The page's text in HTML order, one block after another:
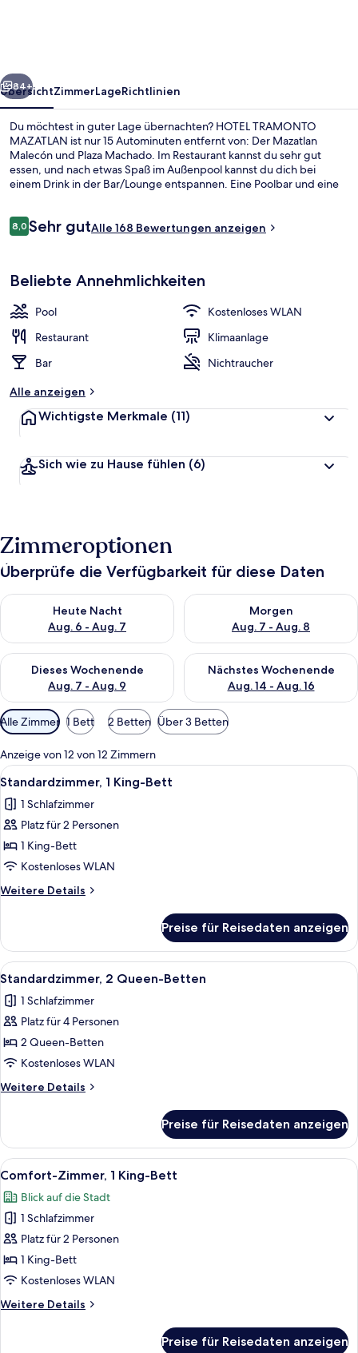
Weiter
84+
ÜbersichtZimmerLageRichtlinien
Du möchtest in guter Lage übernachten? HOTEL TRAMONTO
MAZATLAN ist nur 15 Autominuten entfernt von: Der Mazatlan
Malecón und Plaza Machado. Im Restaurant kannst du sehr gut
essen, und nach etwas Spaß im Außenpool kannst du dich bei
einem Drink in der Bar/Lounge entspannen. Eine Poolbar und eine
Bewertungen
8,08,0 von 10.
Sehr gutAlle 168 Bewertungen anzeigen
Beliebte Annehmlichkeiten
Pool
Kostenloses WLAN
Restaurant
Klimaanlage
Bar
Nichtraucher
Alle anzeigen
Wichtigste Merkmale (11)
Sich wie zu Hause fühlen (6)
Zimmeroptionen
Überprüfe die Verfügbarkeit für diese Daten
Heute Nacht
Aug. 6 - Aug. 7
Überprüfe die Verfügbarkeit für heute Nacht, Aug. 6 - Aug. 7.
Morgen
Aug. 7 - Aug. 8
Überprüfe die Verfügbarkeit
Dieses Wochenende
Aug. 7 - Aug. 9
Überprüfe die Verfügbarkeit für dieses Wochenende, Aug. 7
Nächstes Wochenende
Aug. 14 - Aug. 16
Überprüfe die Verfügbarkeit
Verfügbare
Filter
für
Zimmer
Alle Zimmer 1 Bett 2 Betten Über 3 Betten
Anzeige von 12 von 12 Zimmern
Alle
Fotos
für
Standardzimmer,
1 King-
Bett
anzeigen
Ein Hotelzimmer mit einem Bett,
5
Standardzimmer, 1 King-Bett
1 Schlafzimmer
Platz für 2 Personen
1 King-Bett
Kostenloses WLAN
Weitere Details
Weitere
1 King-
Bett
Preise für Reisedaten anzeigen
Alle
Fotos
für
Standardzimmer,
2 Queen-
Betten
anzeigen
Ein Hotelzimmer mit zwei Betten,
4
Standardzimmer, 2 Queen-Betten
1 Schlafzimmer
Platz für 4 Personen
2 Queen-Betten
Kostenloses WLAN
Weitere Details
Weitere
2 Queen-
Betten
Preise für Reisedaten anzeigen
Alle
Fotos
für
Comfort-
Zimmer,
1 King-
Bett
Ein modernes Schlafzimmer mit
4
Comfort-Zimmer, 1 King-Bett
Blick auf die Stadt
1 Schlafzimmer
Platz für 2 Personen
1 King-Bett
Kostenloses WLAN
Weitere Details
Weitere
Preise für Reisedaten anzeigen